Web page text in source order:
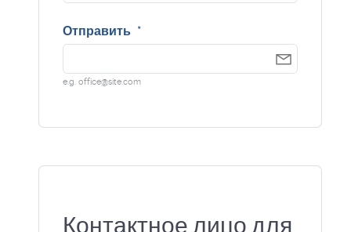
Отправить *
e.g. office@site.com
Контактное лицо для